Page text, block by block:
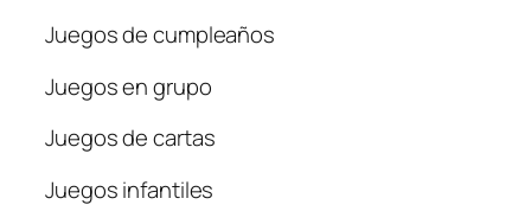
Juegos de cumpleaños
Juegos en grupo
Juegos de cartas
Juegos infantiles